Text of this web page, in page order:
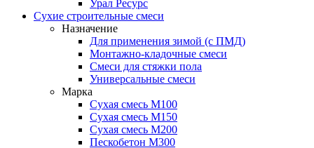
Урал Ресурс
Сухие строительные смеси
Назначение
Для применения зимой (с ПМД)
Монтажно-кладочные смеси
Смеси для стяжки пола
Универсальные смеси
Марка
Сухая смесь М100
Сухая смесь М150
Сухая смесь М200
Пескобетон М300